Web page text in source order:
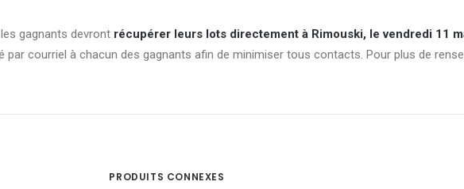
gagnants devront récupérer leurs lots directement à Rimouski, le vendredi 11
par courriel à chacun des gagnants afin de minimiser tous contacts. Pour plus de
PRODUITS CONNEXES